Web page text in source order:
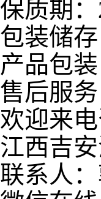
保质期：
包装储
产品包
售后服
欢迎来
江西吉
联系人